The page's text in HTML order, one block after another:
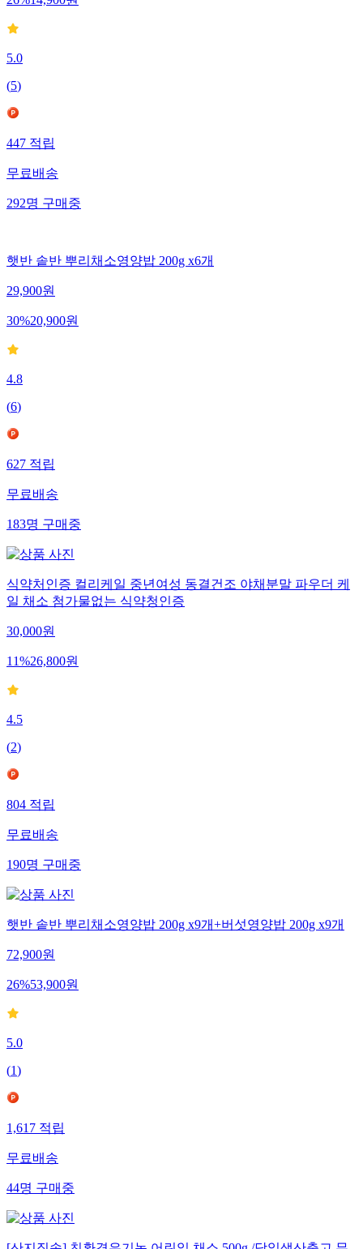
5.0
(5)
447적립
무료배송
292명구매중
햇반 솥반 뿌리채소영양밥 200g x6개
29,900원
30%20,900원
4.8
(6)
627적립
무료배송
183명구매중
식약처인증 컬리케일 중년여성 동결건조 야채분말 파우더 케
일 채소 첨가물없는 식약청인증
30,000원
11%26,800원
4.5
(2)
804적립
무료배송
190명구매중
햇반 솥반 뿌리채소영양밥 200g x9개+버섯영양밥 200g x9개
72,900원
26%53,900원
5.0
(1)
1,617적립
무료배송
44명구매중